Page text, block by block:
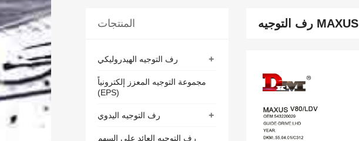
رف التوجيه MAXUS المنتجات
+ رف التوجيه الهيدروليكي
مجموعة التوجيه المعزز إلكترونياً
(EPS)
+ رف التوجيه اليدوي
رف التوجيه العائد على السهم